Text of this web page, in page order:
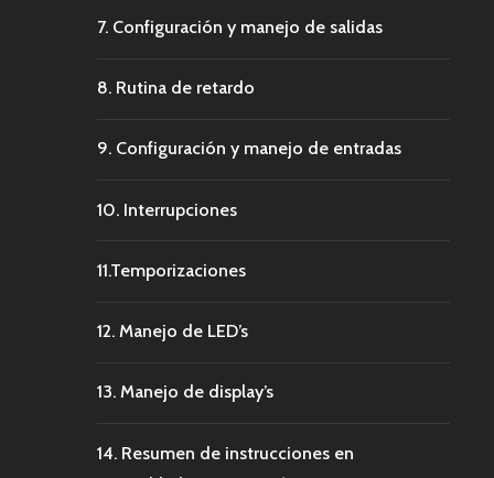
7. Configuración y manejo de salidas
8. Rutina de retardo
9. Configuración y manejo de entradas
10. Interrupciones
11.Temporizaciones
12. Manejo de LED’s
13. Manejo de display’s
14. Resumen de instrucciones en